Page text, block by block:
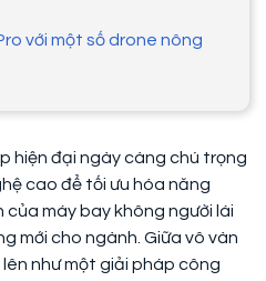
với một số drone nông
hiện đại ngày càng chú trọng
cao để tối ưu hóa năng
máy bay không người lái
mới cho ngành. Giữa vô vàn
lên như một giải pháp công